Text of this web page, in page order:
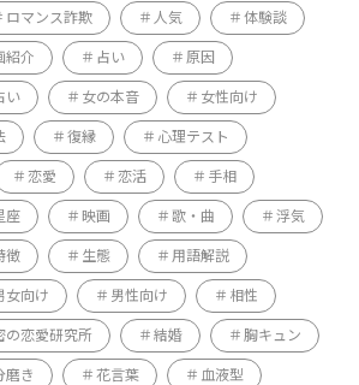
ロマンス詐欺 人気 体験談
紹介 占い 原因
い 女の本音 女性向け
復縁 心理テスト
恋愛 恋活 手相
座 映画 歌・曲 浮気
徴 生態 用語解説
女向け 男性向け 相性
の恋愛研究所 結婚 胸キュン
磨き 花言葉 血液型